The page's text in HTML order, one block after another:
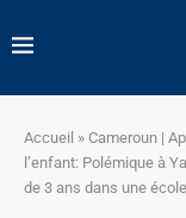
Accueil » Cameroun |
l’enfant: Polémique à
de 3 ans dans une